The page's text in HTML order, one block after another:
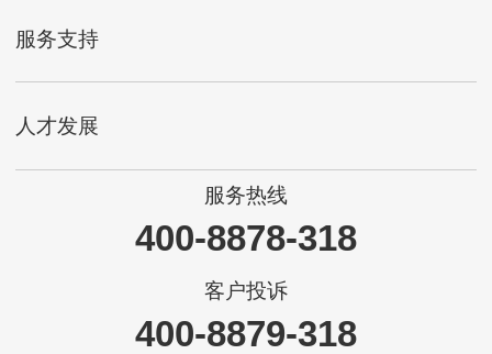
服务支持
人才发展
服务热线
400-8878-318
客户投诉
400-8879-318